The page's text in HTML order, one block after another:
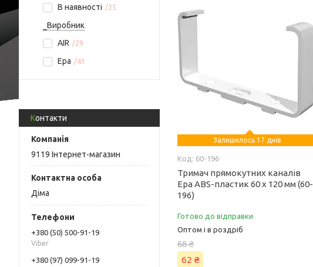
В наявності
25
_Виробник
AIR
29
Ера 41
Контакти
9119 Інтернет-магазин
Діма
+380 (50) 500-91-19
Viber
+380 (97) 099-91-19
Залишилось 17 днів
60-196
Тримач прямокутних каналів
Ера ABS-пластик 60 х 120 мм (60-
196)
Готово до відправки
Оптом і в роздріб
68 ₴
62 ₴